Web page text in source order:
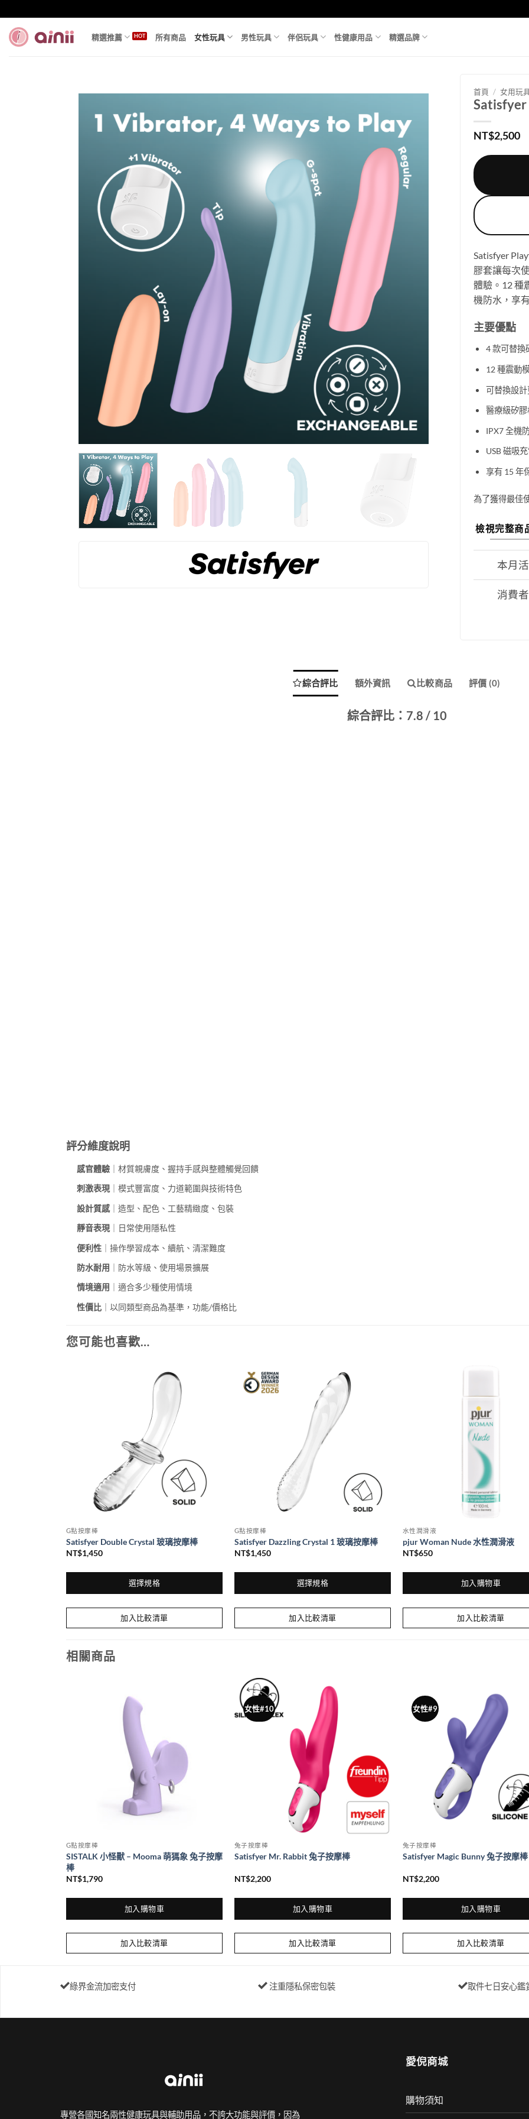
to
content
精選推薦 所有商品 女性玩具 男性玩具 伴侶玩具 性健康用品 精選品牌
首頁 / 女用玩
Satisfyer
NT$2,500
Satisfyer
膠套讓每次
體驗。12 種
機防水，享
主要優點
4 款可替換
12 種震動
可替換設計
醫療級矽膠
IPX7 全機
USB 磁吸
享有 15 年
為了獲得最佳
檢視完整商
本月
消費
綜合評比 額外資訊 比較商品 評價 (0)
綜合評比：7.8 / 10
評分維度說明
感官體驗 ｜材質親膚度、握持手感與整體觸覺回饋
刺激表現｜模式豐富度、力道範圍與技術特色
設計質感｜造型、配色、工藝精緻度、包裝
靜音表現 ｜日常使用隱私性
便利性 ｜操作學習成本、續航、清潔難度
防水耐用 ｜防水等級、使用場景擴展
情境適用 ｜適合多少種使用情境
性價比 ｜以同類型商品為基準，功能/價格比
您可能也喜歡…
G點按摩棒
Satisfyer Double Crystal 玻璃按摩棒
NT$1,450
選擇規格
品
多
加入比較清單
G點按摩棒
Satisfyer Dazzling Crystal 1 玻璃按摩棒
NT$1,450
選擇規格
品
式。
可
加入比較清單
水性潤滑液
pjur Woman Nude 水性潤滑液
NT$650
加入購物車
加入比較清單
相關商品
G點按摩棒
SISTALK 小怪獸 – Mooma 萌獁象 兔子按摩
棒
NT$1,790
加入購物車
加入比較清單
女性#10
兔子按摩棒
Satisfyer Mr. Rabbit 兔子按摩棒
NT$2,200
加入購物車
加入比較清單
女性#9
兔子按摩棒
Satisfyer Magic Bunny 兔子按摩棒
NT$2,200
加入購物車
加入比較清單
綠界金流加密支付 注重隱私保密包裝 取件七日安心鑑
專營各國知名兩性健康玩具與輔助用品，不誇大功能與評價，因為
愛倪商城
購物須知